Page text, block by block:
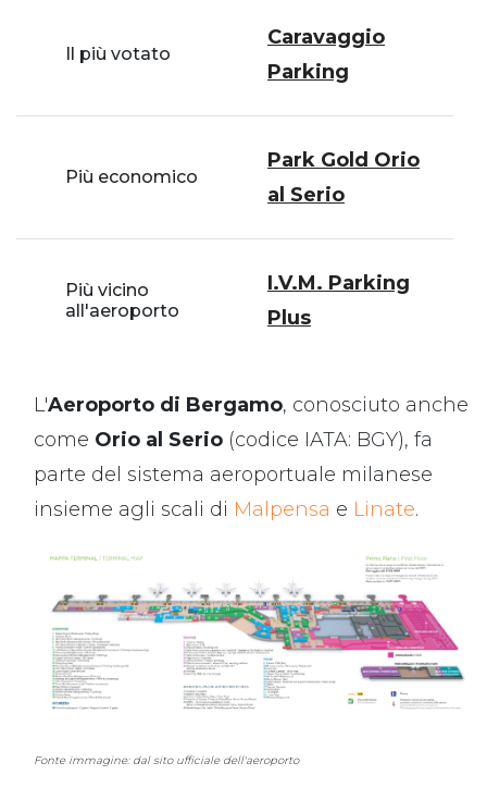
Il più votato
Caravaggio
Parking
Più economico
Park Gold Orio
al Serio
Più vicino
all'aeroporto
I.V.M. Parking
Plus
L'Aeroporto di Bergamo, conosciuto anche
come Orio al Serio (codice IATA: BGY), fa
parte del sistema aeroportuale milanese
insieme agli scali di Malpensa e Linate.
Fonte immagine: dal sito ufficiale dell'aeroporto